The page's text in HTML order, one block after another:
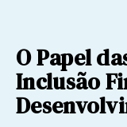
O Papel
Inclusão